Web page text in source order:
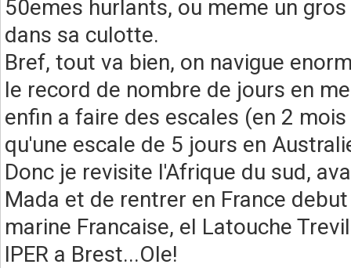
50emes hurlants, ou meme un
dans sa culotte.
Bref, tout va bien, on navigue
le record de nombre de jours en
enfin a faire des escales (en 2
qu'une escale de 5 jours en
Donc je revisite l'Afrique du sud,
Mada et de rentrer en France
marine Francaise, el Latouche
IPER a Brest...Ole!